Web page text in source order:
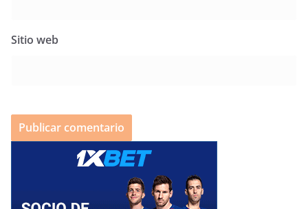
Sitio web